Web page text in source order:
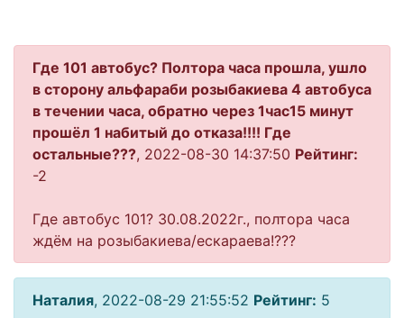
Где 101 автобус? Полтора часа прошла, ушло
в сторону альфараби розыбакиева 4 автобуса
в течении часа, обратно через 1час15 минут
прошёл 1 набитый до отказа!!!! Где
остальные???, 2022-08-30 14:37:50 Рейтинг:
-2
Где автобус 101? 30.08.2022г., полтора часа
ждём на розыбакиева/ескараева!???
Наталия, 2022-08-29 21:55:52 Рейтинг: 5